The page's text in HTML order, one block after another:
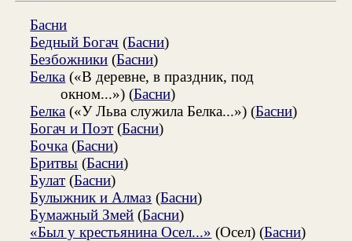
Басни
Бедный Богач (Басни)
Безбожники (Басни)
Белка («В деревне, в праздник, под
окном...») (Басни)
Белка («У Льва служила Белка...») (Басни)
Богач и Поэт (Басни)
Бочка (Басни)
Бритвы (Басни)
Булат (Басни)
Булыжник и Алмаз (Басни)
Бумажный Змей (Басни)
«Был у крестьянина Осел...» (Осел) (Басни)